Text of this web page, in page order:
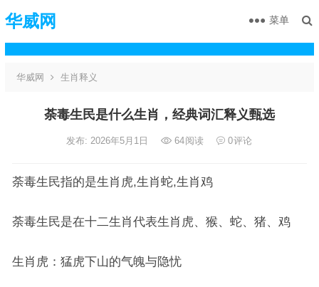
华威网 菜单
华威网 生肖释义
荼毒生民是什么生肖，经典词汇释义甄选
发布: 2026年5月1日 64阅读 0评论
荼毒生民指的是生肖虎,生肖蛇,生肖鸡
荼毒生民是在十二生肖代表生肖虎、猴、蛇、猪、鸡
生肖虎：猛虎下山的气魄与隐忧